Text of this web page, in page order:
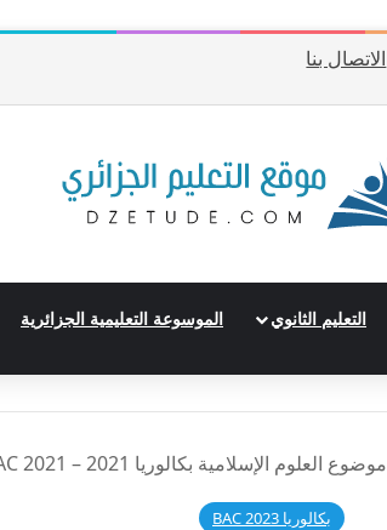
الاتصال بنا
التعليم الثانوي الموسوعة التعليمية الجزائرية
موضوع العلوم الإسلامية بكالوريا 2021 – BAC 2021 شعبة رياضيات
بكالوريا 2023 BAC